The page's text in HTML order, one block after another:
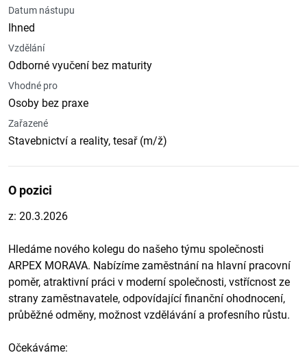
Datum nástupu
Ihned
Vzdělání
Odborné vyučení bez maturity
Vhodné pro
Osoby bez praxe
Zařazené
Stavebnictví a reality, tesař (m/ž)
O pozici
z: 20.3.2026
Hledáme nového kolegu do našeho týmu společnosti
ARPEX MORAVA. Nabízíme zaměstnání na hlavní pracovní
poměr, atraktivní práci v moderní společnosti, vstřícnost ze
strany zaměstnavatele, odpovídající finanční ohodnocení,
průběžné odměny, možnost vzdělávání a profesního růstu.
Očekáváme: